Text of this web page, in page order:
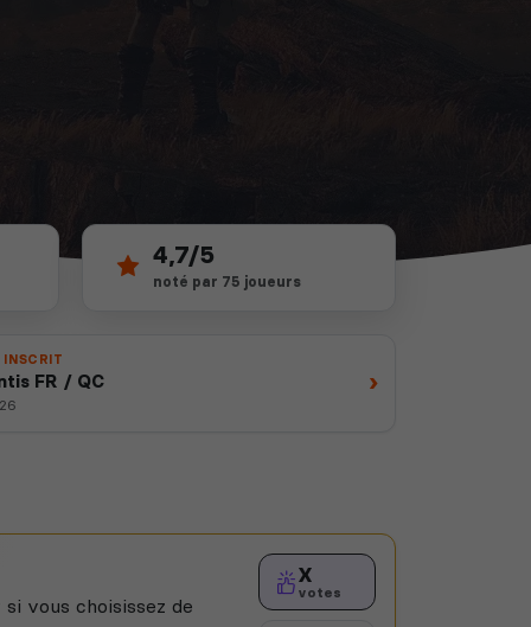
4,7/5
noté par 75 joueurs
INSCRIT
FR / QC ›
vous choisissez de
X
votes